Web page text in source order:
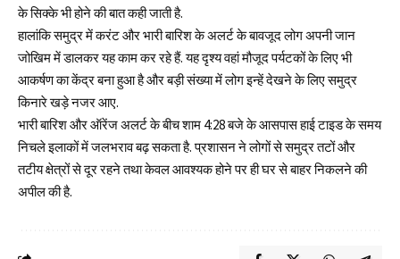
के सिक्के भी होने की बात कही जाती है.
हालांकि समुद्र में करंट और भारी बारिश के अलर्ट के बावजूद लोग अपनी जान
जोखिम में डालकर यह काम कर रहे हैं. यह दृश्य वहां मौजूद पर्यटकों के लिए भी
आकर्षण का केंद्र बना हुआ है और बड़ी संख्या में लोग इन्हें देखने के लिए समुद्र
किनारे खड़े नजर आए.
भारी बारिश और ऑरेंज अलर्ट के बीच शाम 4:28 बजे के आसपास हाई टाइड के समय
निचले इलाकों में जलभराव बढ़ सकता है. प्रशासन ने लोगों से समुद्र तटों और
तटीय क्षेत्रों से दूर रहने तथा केवल आवश्यक होने पर ही घर से बाहर निकलने की
अपील की है.